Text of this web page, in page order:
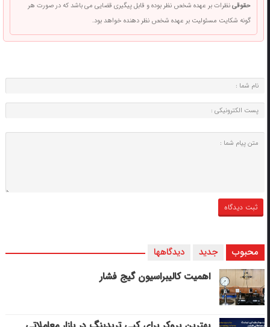
حقوقینظرات بر عهده شخص نظر بوده و قابل پیگیری قضایی می باشد که در صورت هر
گونه شکایت مسئولیت بر عهده شخص نظر دهنده خواهد بود.
محبوب جدید دیدگاهها
اهمیت کالیبراسیون گیج فشار